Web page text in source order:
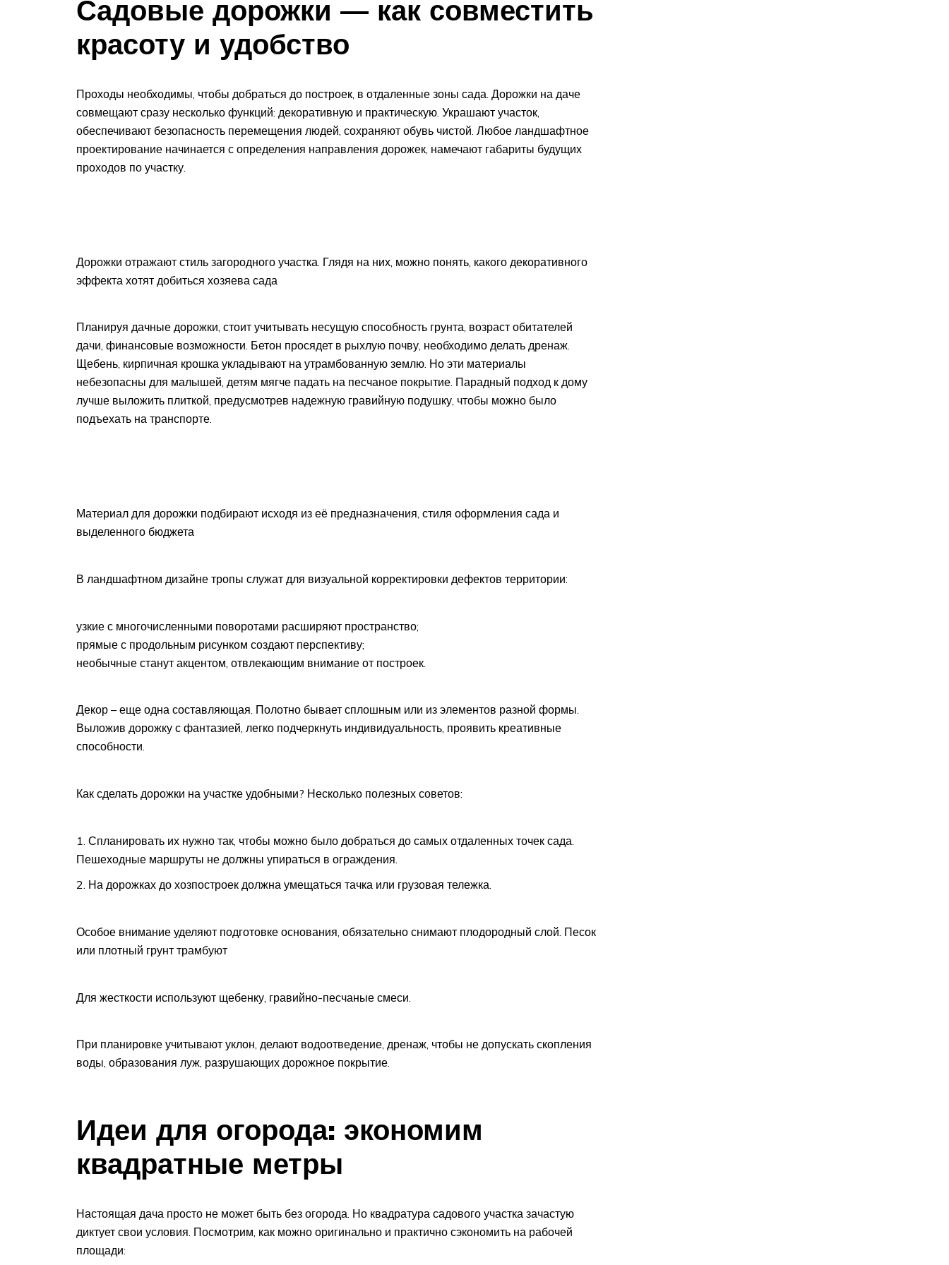
Садовые дорожки — как совместить
красоту и удобство
Проходы необходимы, чтобы добраться до построек, в отдаленные зоны сада. Дорожки на даче
совмещают сразу несколько функций: декоративную и практическую. Украшают участок,
обеспечивают безопасность перемещения людей, сохраняют обувь чистой. Любое ландшафтное
проектирование начинается с определения направления дорожек, намечают габариты будущих
проходов по участку.
Дорожки отражают стиль загородного участка. Глядя на них, можно понять, какого декоративного
эффекта хотят добиться хозяева сада
Планируя дачные дорожки, стоит учитывать несущую способность грунта, возраст обитателей
дачи, финансовые возможности. Бетон просядет в рыхлую почву, необходимо делать дренаж.
Щебень, кирпичная крошка укладывают на утрамбованную землю. Но эти материалы
небезопасны для малышей, детям мягче падать на песчаное покрытие. Парадный подход к дому
лучше выложить плиткой, предусмотрев надежную гравийную подушку, чтобы можно было
подъехать на транспорте.
Материал для дорожки подбирают исходя из её предназначения, стиля оформления сада и
выделенного бюджета
В ландшафтном дизайне тропы служат для визуальной корректировки дефектов территории:
узкие с многочисленными поворотами расширяют пространство;
прямые с продольным рисунком создают перспективу;
необычные станут акцентом, отвлекающим внимание от построек.
Декор – еще одна составляющая. Полотно бывает сплошным или из элементов разной формы.
Выложив дорожку с фантазией, легко подчеркнуть индивидуальность, проявить креативные
способности.
Как сделать дорожки на участке удобными? Несколько полезных советов:
Спланировать их нужно так, чтобы можно было добраться до самых отдаленных точек сада.
Пешеходные маршруты не должны упираться в ограждения.
На дорожках до хозпостроек должна умещаться тачка или грузовая тележка.
Особое внимание уделяют подготовке основания, обязательно снимают плодородный слой. Песок
или плотный грунт трамбуют
Для жесткости используют щебенку, гравийно-песчаные смеси.
При планировке учитывают уклон, делают водоотведение, дренаж, чтобы не допускать скопления
воды, образования луж, разрушающих дорожное покрытие.
Идеи для огорода: экономим
квадратные метры
Настоящая дача просто не может быть без огорода. Но квадратура садового участка зачастую
диктует свои условия. Посмотрим, как можно оригинально и практично сэкономить на рабочей
площади: